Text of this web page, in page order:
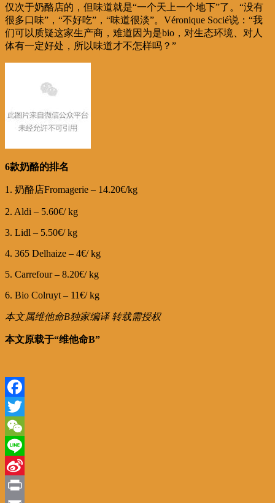
仅次于奶酪店的，但味道就是“一个天上一个地下”了。“没有
很多口味”，“不好吃”，“味道很淡”。Véronique Socié说：“我
们可以质疑这家生产商，难道因为是bio，对生态环境、对人
体有一定好处，所以味道才不怎样吗？”
6款奶酪的排名
1. 奶酪店Fromagerie – 14.20€/kg
2. Aldi – 5.60€/ kg
3. Lidl – 5.50€/ kg
4. 365 Delhaize – 4€/ kg
5. Carrefour – 8.20€/ kg
6. Bio Colruyt – 11€/ kg
本文属维他命B独家编译 转载需授权
本文原载于“维他命B”
Facebook
Twitter
WeChat
Line
Sina